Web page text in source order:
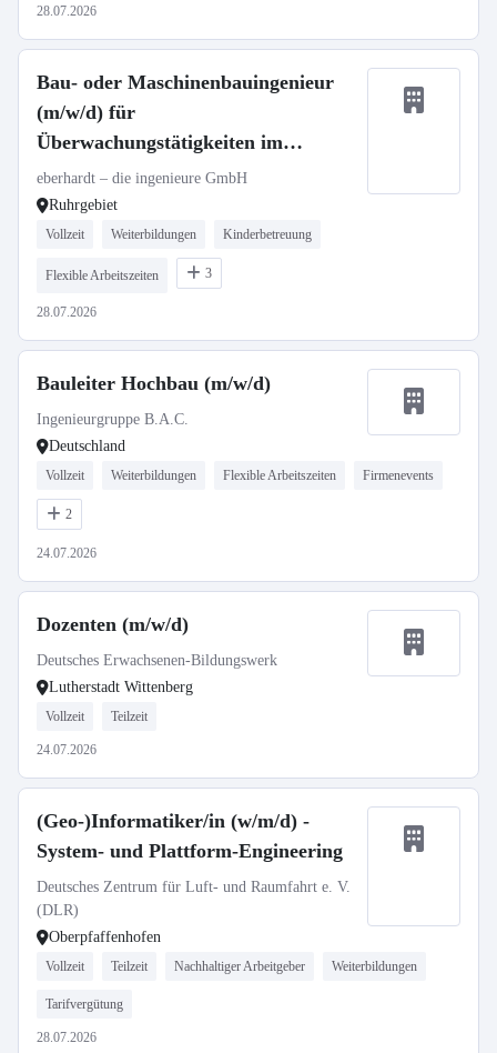
28.07.2026
Bau- oder Maschinenbauingenieur
(m/w/d) für
Überwachungstätigkeiten im
Bauwesen (Ruhrgebiet)
eberhardt – die ingenieure GmbH
Ruhrgebiet
Vollzeit Weiterbildungen Kinderbetreuung
Flexible Arbeitszeiten 3
28.07.2026
Bauleiter Hochbau (m/w/d)
Ingenieurgruppe B.A.C.
Deutschland
Vollzeit Weiterbildungen Flexible Arbeitszeiten Firmenevents
2
24.07.2026
Dozenten (m/w/d)
Deutsches Erwachsenen-Bildungswerk
Lutherstadt Wittenberg
Vollzeit Teilzeit
24.07.2026
(Geo-)Informatiker/in (w/m/d) -
System- und Plattform-Engineering
Deutsches Zentrum für Luft- und Raumfahrt e. V.
(DLR)
Oberpfaffenhofen
Vollzeit Teilzeit Nachhaltiger Arbeitgeber Weiterbildungen
Tarifvergütung
28.07.2026